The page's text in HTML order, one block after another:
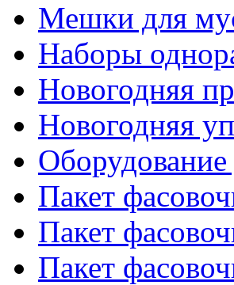
Мешки для
Наборы
Новогодняя
Новогодняя
Пакет
Пакет
Пакет